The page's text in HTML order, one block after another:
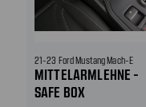
21-23 Ford Mustang Mach-E
MITTELARMLEHNE -
SAFE BOX